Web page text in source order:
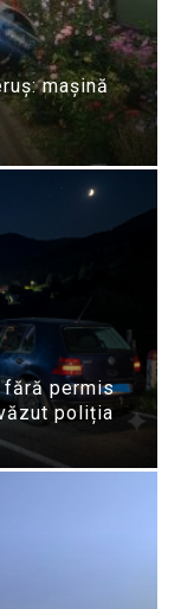
mașină
fără permis
poliția